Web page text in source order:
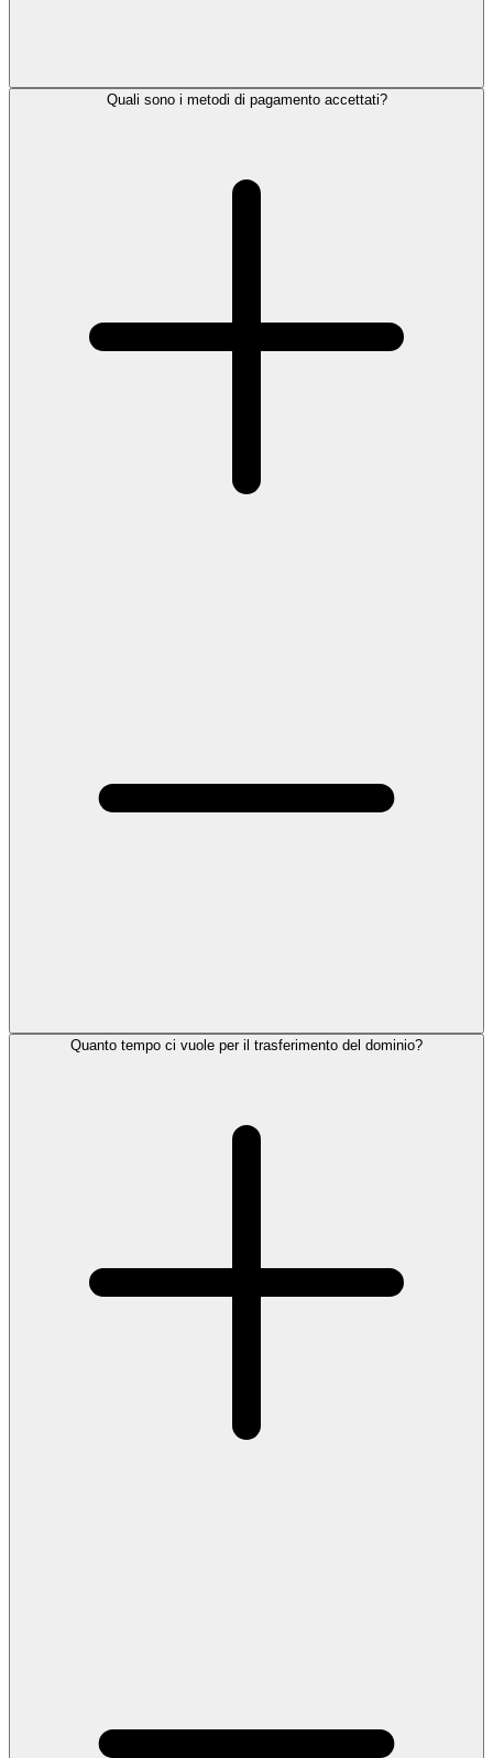
Quali sono i metodi di pagamento accettati?
Quanto tempo ci vuole per il trasferimento del dominio?